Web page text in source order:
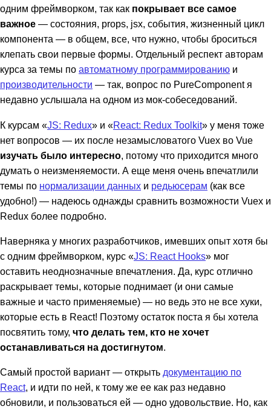
одним фреймворком, так как покрывает все самое
важное — состояния, props, jsx, события, жизненный цикл
компонента — в общем, все, что нужно, чтобы броситься
клепать свои первые формы. Отдельный респект авторам
курса за темы по автоматному программированию и
производительности — так, вопрос по PureComponent я
недавно услышала на одном из мок-собеседований.
К курсам «JS: Redux» и «React: Redux Toolkit» у меня тоже
нет вопросов — их после незамысловатого Vuex во Vue
изучать было интересно, потому что приходится много
думать о неизменяемости. А еще меня очень впечатлили
темы по нормализации данных и редьюсерам (как все
удобно!) — надеюсь однажды сравнить возможности Vuex и
Redux более подробно.
Наверняка у многих разработчиков, имевших опыт хотя бы
с одним фреймворком, курс «JS: React Hooks» мог
оставить неоднозначные впечатления. Да, курс отлично
раскрывает темы, которые поднимает (и они самые
важные и часто применяемые) — но ведь это не все хуки,
которые есть в React! Поэтому остаток поста я бы хотела
посвятить тому, что делать тем, кто не хочет
останавливаться на достигнутом.
Самый простой вариант — открыть документацию по
React, и идти по ней, к тому же ее как раз недавно
обновили, и пользоваться ей — одно удовольствие. Но, как